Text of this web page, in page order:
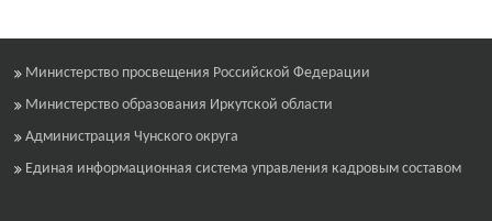
Министерство просвещения Российской Федерации
Министерство образования Иркутской области
Администрация Чунского округа
Единая информационная система управления кадровым составом